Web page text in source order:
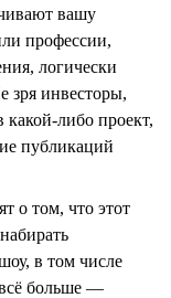
вашу
профессии,
логически
зря инвесторы,
какой-либо проект,
публикаций
о том, что этот
в том числе
больше —